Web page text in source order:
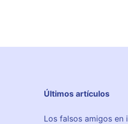
Últimos artículos
Los falsos amigos en